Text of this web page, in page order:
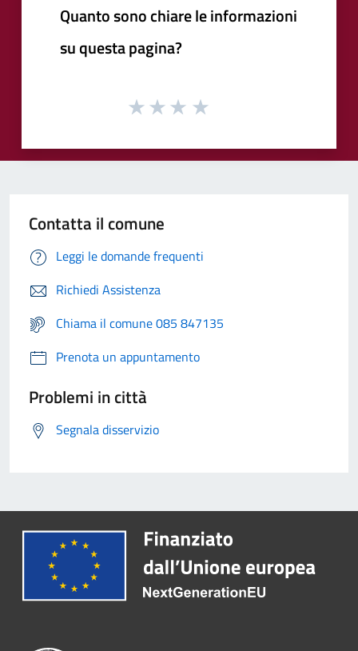
Quanto sono chiare le informazioni
su questa pagina?
Contatta il comune
Leggi le domande frequenti
Richiedi Assistenza
Chiama il comune 085 847135
Prenota un appuntamento
Problemi in città
Segnala disservizio